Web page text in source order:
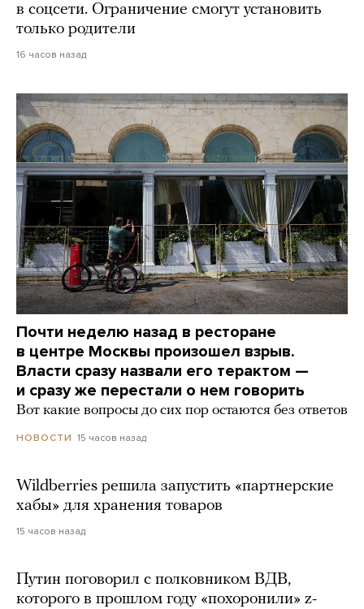
в соцсети. Ограничение смогут установить
только родители
16 часов назад
Почти неделю назад в ресторане
в центре Москвы произошел взрыв.
Власти сразу назвали его терактом —
и сразу же перестали о нем говорить
Вот какие вопросы до сих пор остаются без ответов
НОВОСТИ 15 часов назад
Wildberries решила запустить «партнерские
хабы» для хранения товаров
15 часов назад
Путин поговорил с полковником ВДВ,
которого в прошлом году «похоронили» z-